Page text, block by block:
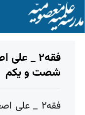
فقه۲ _
شصت و یکم
فقه۲ _